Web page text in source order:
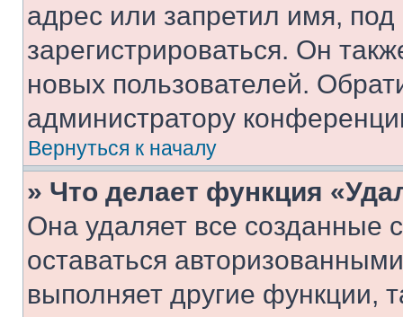
адрес или запретил имя,
зарегистрироваться. Он
новых пользователей.
администратору
Вернуться к началу
» Что делает функция
Она удаляет все созданные
оставаться
выполняет другие функции,